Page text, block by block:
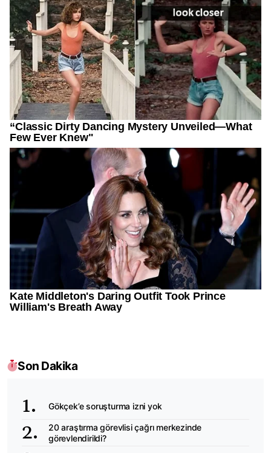
Son Dakika
Gökçek’e soruşturma izni yok
20 araştırma görevlisi çağrı merkezinde
görevlendirildi?